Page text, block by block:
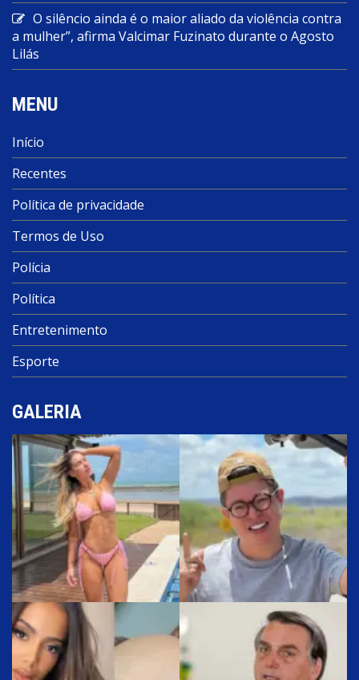
O silêncio ainda é o maior aliado da violência contra
a mulher”, afirma Valcimar Fuzinato durante o Agosto
Lilás
MENU
Início
Recentes
Política de privacidade
Termos de Uso
Polícia
Política
Entretenimento
Esporte
GALERIA